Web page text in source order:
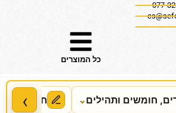
כל המוצרים
‹ חומשים ותהילים⌄ חידושים,